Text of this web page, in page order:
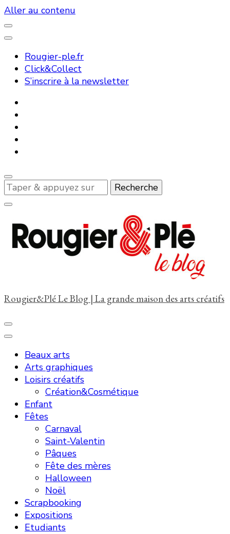
Aller au contenu
Rougier-ple.fr
Click&Collect
S’inscrire à la newsletter
Vous
recherchiez
quelque
chose
Rougier&Plé Le Blog | La grande maison des arts créatifs
Beaux arts
Arts graphiques
Loisirs créatifs
Création&Cosmétique
Enfant
Fêtes
Carnaval
Saint-Valentin
Pâques
Fête des mères
Halloween
Noël
Scrapbooking
Expositions
Etudiants